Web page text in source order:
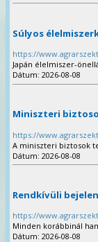
Súlyos
https://
Japán élelmiszer-
Dátum: 2026-08-08
Miniszteri
https://
A miniszteri biztosok
Dátum: 2026-08-08
Rendkívüli
https://
Minden korábbinál
Dátum: 2026-08-08